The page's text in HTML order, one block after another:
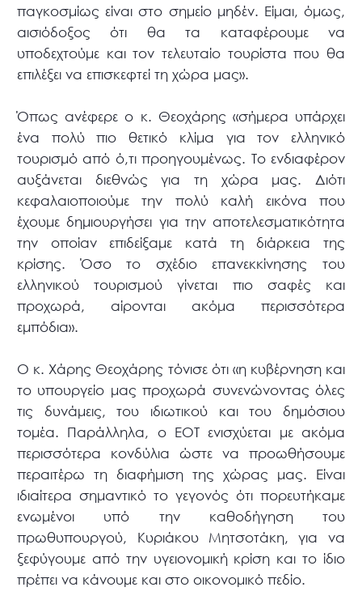
παγκοσμίως είναι στο σημείο μηδέν. Είμαι, όμως,
αισιόδοξος ότι θα τα καταφέρουμε να
υποδεχτούμε και τον τελευταίο τουρίστα που θα
επιλέξει να επισκεφτεί τη χώρα μας».
Όπως ανέφερε ο κ. Θεοχάρης «σήμερα υπάρχει
ένα πολύ πιο θετικό κλίμα για τον ελληνικό
τουρισμό από ό,τι προηγουμένως. Το ενδιαφέρον
αυξάνεται διεθνώς για τη χώρα μας. Διότι
κεφαλαιοποιούμε την πολύ καλή εικόνα που
έχουμε δημιουργήσει για την αποτελεσματικότητα
την οποίαν επιδείξαμε κατά τη διάρκεια της
κρίσης. Όσο το σχέδιο επανεκκίνησης του
ελληνικού τουρισμού γίνεται πιο σαφές και
προχωρά, αίρονται ακόμα περισσότερα
εμπόδια».
Ο κ. Χάρης Θεοχάρης τόνισε ότι «η κυβέρνηση και
το υπουργείο μας προχωρά συνενώνοντας όλες
τις δυνάμεις, του ιδιωτικού και του δημόσιου
τομέα. Παράλληλα, ο ΕΟΤ ενισχύεται με ακόμα
περισσότερα κονδύλια ώστε να προωθήσουμε
περαιτέρω τη διαφήμιση της χώρας μας. Είναι
ιδιαίτερα σημαντικό το γεγονός ότι πορευτήκαμε
ενωμένοι υπό την καθοδήγηση του
πρωθυπουργού, Κυριάκου Μητσοτάκη, για να
ξεφύγουμε από την υγειονομική κρίση και το ίδιο
πρέπει να κάνουμε και στο οικονομικό πεδίο.